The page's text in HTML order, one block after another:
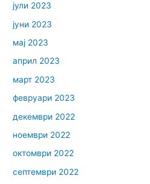
јули 2023
јуни 2023
мај 2023
април 2023
март 2023
февруари 2023
декември 2022
ноември 2022
октомври 2022
септември 2022